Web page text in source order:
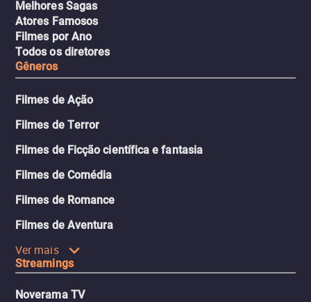
Melhores Sagas
Atores Famosos
Filmes por Ano
Todos os diretores
Gêneros
Filmes de Ação
Filmes de Terror
Filmes de Ficção científica e fantasia
Filmes de Comédia
Filmes de Romance
Filmes de Aventura
Ver mais
Streamings
Noverama TV